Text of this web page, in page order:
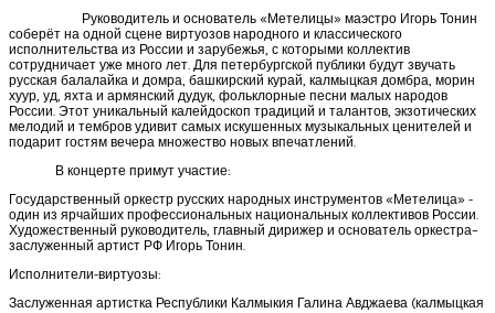
Руководитель и основатель «Метелицы» маэстро Игорь Тонин
соберёт на одной сцене виртуозов народного и классического
исполнительства из России и зарубежья, с которыми коллектив
сотрудничает уже много лет. Для петербургской публики будут звучать
русская балалайка и домра, башкирский курай, калмыцкая домбра, морин
хуур, уд, яхта и армянский дудук, фольклорные песни малых народов
России. Этот уникальный калейдоскоп традиций и талантов, экзотических
мелодий и тембров удивит самых искушенных музыкальных ценителей и
подарит гостям вечера множество новых впечатлений.
В концерте примут участие:
Государственный оркестр русских народных инструментов «Метелица» -
один из ярчайших профессиональных национальных коллективов России.
Художественный руководитель, главный дирижер и основатель оркестра–
заслуженный артист РФ Игорь Тонин.
Исполнители-виртуозы:
Заслуженная артистка Республики Калмыкия Галина Авджаева (калмыцкая